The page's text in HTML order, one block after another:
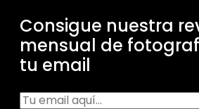
Consigue nuestra
mensual de
tu email